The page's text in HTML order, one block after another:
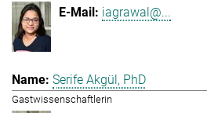
iagrawal@...
Serife Akgül, PhD
Gastwissenschaftlerin